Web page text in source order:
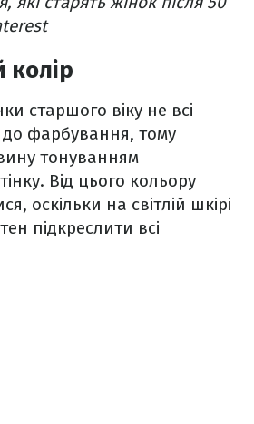
колір
старшого віку не всі
фарбування, тому
тонуванням
Від цього кольору
оскільки на світлій шкірі
підкреслити всі